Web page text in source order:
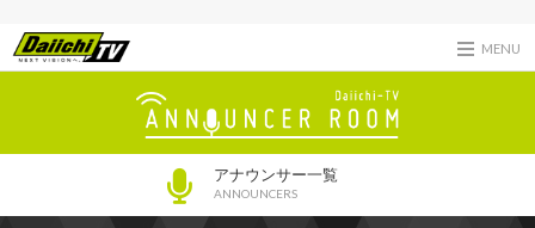
MENU
アナウンサー一覧
ANNOUNCERS